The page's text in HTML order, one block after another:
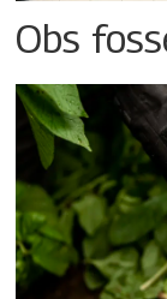
Obs